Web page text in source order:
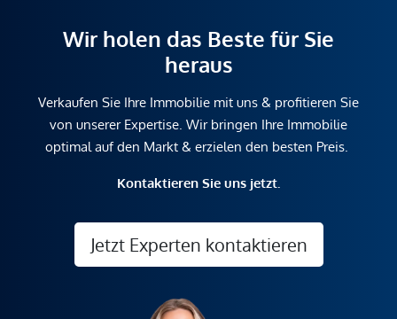
Wir holen das Beste für Sie
heraus
Verkaufen Sie Ihre Immobilie mit uns & profitieren Sie
von unserer Expertise. Wir bringen Ihre Immobilie
optimal auf den Markt & erzielen den besten Preis.
Kontaktieren Sie uns jetzt.
Jetzt Experten kontaktieren